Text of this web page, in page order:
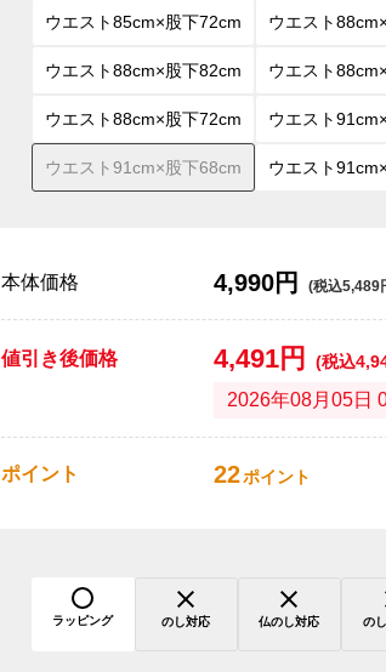
ウエスト85cm×股下72cm ウエスト
ウエスト88cm×股下82cm ウエスト
ウエスト88cm×股下72cm ウエスト
ウエスト91cm×股下68cm ウエスト
本体価格 4,990円 (税込5,489
値引き後価格 4,491円 (税込
2026年08月05日
ポイント 22ポイント
ラッピング のし対応 仏のし対応 の